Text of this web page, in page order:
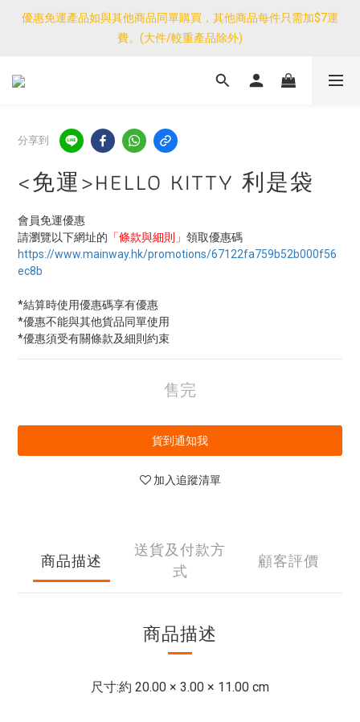
優惠免運產品如與其他商品同單購買，其他商品每件只需加$7運
費。(大件/較重產品除外)
優惠免運產品如與其他商品同單購買，其他商品每件只需加$7運
費。(大件/較重產品除外)
<公告>感謝支持！我們團隊由30/7~12/8外訪搜羅新產品，期間網
優惠免運產品如與其他商品同單購買，其他商品每件只需加$7運
費。(大件/較重產品除外)
分享到
<免運>HELLO KITTY 利是袋
會員免運優惠
請瀏覽以下網址的 「條款與細則」 領取優惠碼
https://www.mainway.hk/promotions/67122fa759b52b000f56
ec8b
*結算時使用優惠碼享有優惠
*優惠不能與其他貨品同單使用
*優惠須受有關條款及細則約束
售完
貨到通知我
加入追蹤清單
商品描述
送貨及付款方
式
顧客評價
商品描述
尺寸:約 20.00 × 3.00 × 11.00 cm